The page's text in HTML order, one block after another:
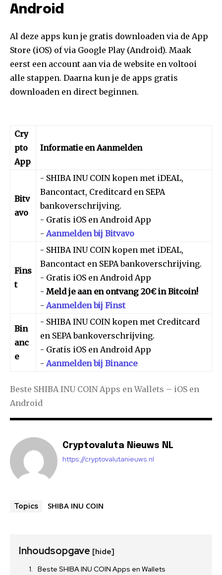
Android
Al deze apps kun je gratis downloaden via de App
Store (iOS) of via Google Play (Android). Maak
eerst een account aan via de website en voltooi
alle stappen. Daarna kun je de apps gratis
downloaden en direct beginnen.
Cry
pto
App
Informatie en Aanmelden
Bitv
avo
- SHIBA INU COIN kopen met iDEAL,
Bancontact, Creditcard en SEPA
bankoverschrijving.
- Gratis iOS en Android App
- Aanmelden bij Bitvavo
Fins
t
- SHIBA INU COIN kopen met iDEAL,
Bancontact en SEPA bankoverschrijving.
- Gratis iOS en Android App
- Meld je aan en ontvang 20€ in Bitcoin!
- Aanmelden bij Finst
Bin
anc
e
- SHIBA INU COIN kopen met Creditcard
en SEPA bankoverschrijving.
- Gratis iOS en Android App
- Aanmelden bij Binance
Beste SHIBA INU COIN Apps en Wallets – iOS en
Android
Cryptovaluta Nieuws NL
https://cryptovalutanieuws.nl
Topics SHIBA INU COIN
Inhoudsopgave [hide]
Beste SHIBA INU COIN Apps en Wallets